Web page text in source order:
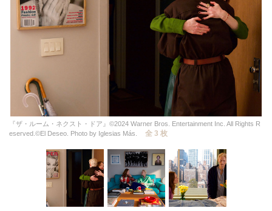
『ザ・ルーム・ネクスト・ドア』©2024 Warner Bros. Entertainment Inc. All Rights R
eserved.©El Deseo. Photo by Iglesias Más.
全 3 枚